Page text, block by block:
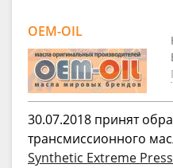
OEM-OIL
30.07.2018 принят
трансмиссионного
Synthetic Extreme